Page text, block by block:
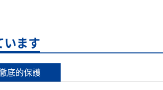
います
底的保護